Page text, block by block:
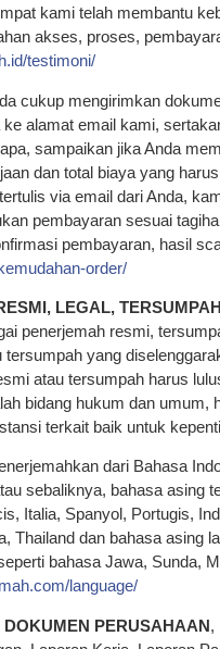
kami telah membantu
akses, proses,
testimoni/
cukup mengirimkan
alamat email kami,
sampaikan jika Anda
dan total biaya yang
via email dari Anda,
pembayaran sesuai
pembayaran, hasil
order/
LEGAL,
penerjemah resmi,
yang
atau tersumpah harus
bidang hukum dan umum,
terkait baik untuk
dari Bahasa
sebaliknya, bahasa asing
Italia, Spanyol, Portugis,
Thailand dan bahasa asing
bahasa Jawa, Sunda,
language/
DOKUMEN PERUSAHAAN,